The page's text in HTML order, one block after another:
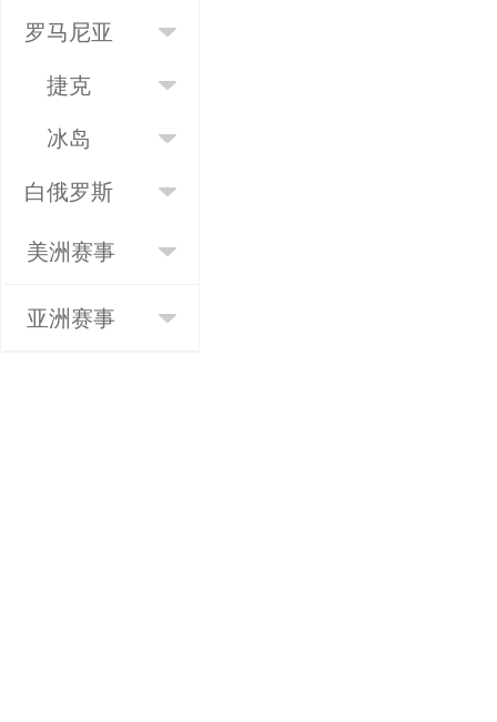
罗马尼亚
捷克
冰岛
白俄罗斯
美洲赛事
亚洲赛事